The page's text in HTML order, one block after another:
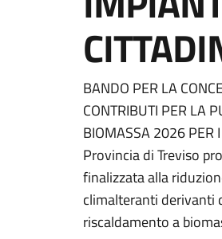
BANDO PER LA
CONTRIBUTI PER LA
BIOMASSA 2026 PER
Provincia di Treviso
finalizzata alla
climalteranti derivanti
riscaldamento a